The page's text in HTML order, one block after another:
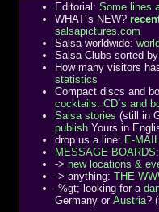
Editorial: Some lines
WHAT´s NEW?
salsapictures.com
Salsa worldwide:
Salsa-Clubs sorted
How many visitors
statistics
Compact discs and
cocktails: CD´s and
Salsa stories (still in
publish Yours in
drop us a line: E-MAIL
MESSAGE BOARDS:
-> new locations &
-> anything: THE
-%gt; looking for a
Germany or Austria?